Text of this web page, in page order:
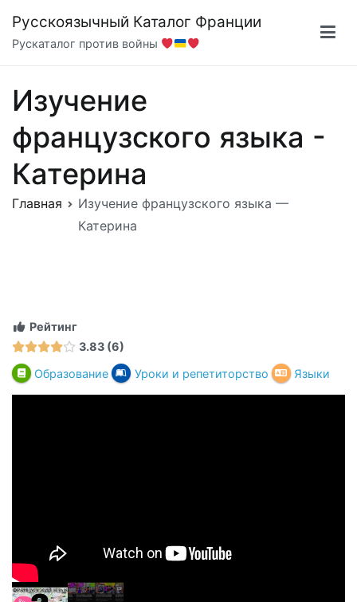
содержимому
Русскоязычный Каталог Франции
Рускаталог против войны
Изучение
французского языка -
Катерина
Главная
Изучение французского языка —
Катерина
Рейтинг
3.83 6
Образование
Уроки и репетиторство Языки